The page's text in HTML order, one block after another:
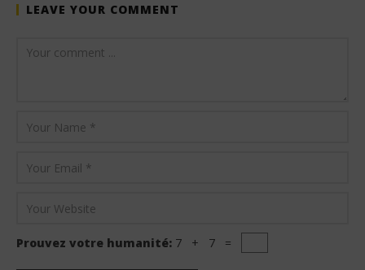
LEAVE YOUR COMMENT
Prouvez votre humanité: 7 + 7 =